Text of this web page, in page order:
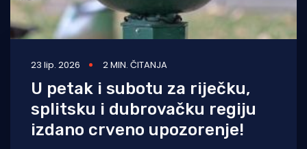
23 lip. 2026 2 MIN. ČITANJA
U petak i subotu za riječku,
splitsku i dubrovačku regiju
izdano crveno upozorenje!